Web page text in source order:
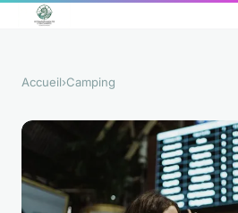
Accueil›Camping